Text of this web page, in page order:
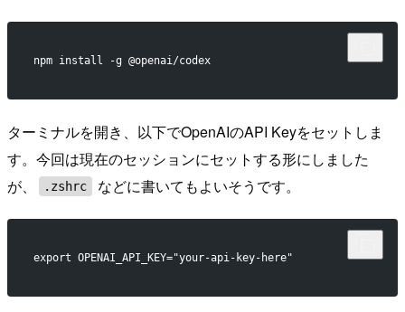
npm install -g @openai/codex
ターミナルを開き、以下でOpenAIのAPI Keyをセットしま
す。今回は現在のセッションにセットする形にしました
が、
.zshrc などに書いてもよいそうです。
export OPENAI_API_KEY="your-api-key-here"